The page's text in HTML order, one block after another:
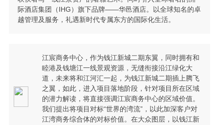
际酒店集团（IHG）旗下品牌——华邑酒店。以全球知名的卓
越管理及服务，礼遇新时代专属东方的国际化生活。
江宸商务中心，作为钱江新城二期东翼，同时拥有和
睦港及钱塘江一线景观资源，无缝衔接沿江绿化大
道，未来将和江河汇一起，为钱江新城二期插上腾飞
之翼，如此，进入项目落地阶段，针对项目所在区域
的潜力解读，将直接强调江宸商务中心的区域价值。
我们提出将项目对标“世界的湾流”，以此加深客户对
江湾商务综合体的对标价值。在大众图层，以钱江新